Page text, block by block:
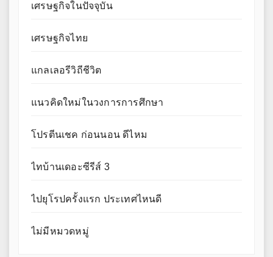
เศรษฐกิจในปัจจุบัน
เศรษฐกิจไทย
แกลเลอรีวิถีชีวิต
แนวคิดใหม่ในวงการการศึกษา
โปรตีนเชค ก่อนนอน ดีไหม
ไทบ้านเดอะซีรีส์ 3
ไปยุโรปครั้งแรก ประเทศไหนดี
ไม่มีหมวดหมู่